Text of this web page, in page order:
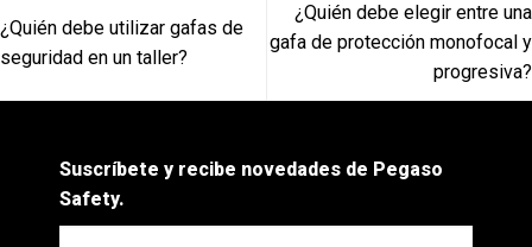
¿Quién debe utilizar gafas de
seguridad en un taller?
¿Quién debe elegir entre una
gafa de protección monofocal y
progresiva?
Suscríbete y recibe novedades de Pegaso
Safety.